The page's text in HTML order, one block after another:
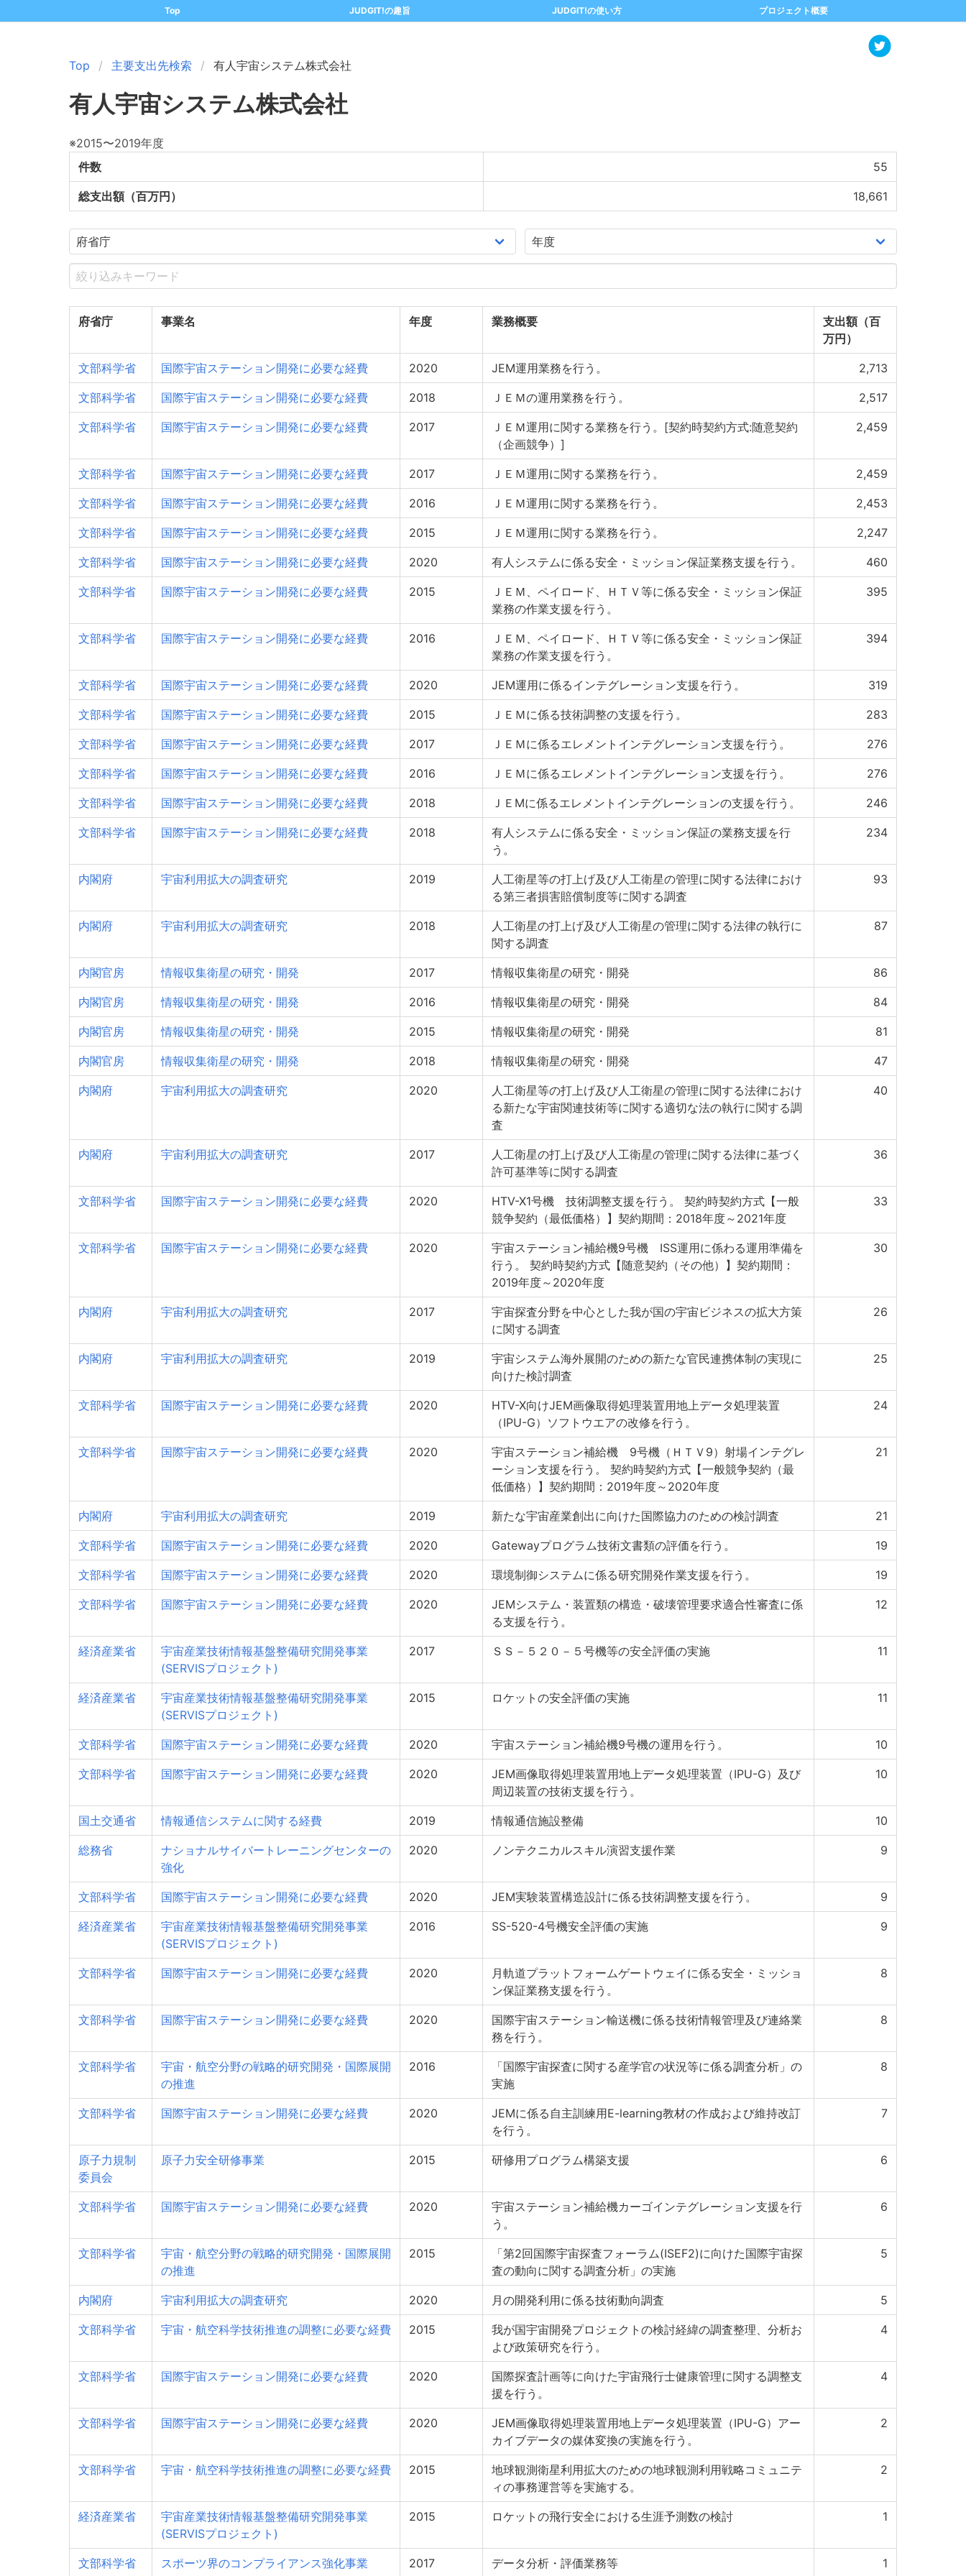
Top JUDGIT!の趣旨 JUDGIT!の使い方 プロジェクト概要
Top 主要支出先検索 有人宇宙システム株式会社
有人宇宙システム株式会社
※2015〜2019年度
件数
55
総支出額（百万円） 18,661
府省庁 事業名 年度 業務概要
支出額（百
万円）
文部科学省 国際宇宙ステーション開発に必要な経費 2020 JEM運用業務を行う。 2,713
文部科学省 国際宇宙ステーション開発に必要な経費 2018 ＪＥＭの運用業務を行う。 2,517
文部科学省 国際宇宙ステーション開発に必要な経費 2017
ＪＥＭ運用に関する業務を行う。[契約時契約方式:随意契約
（企画競争）]
2,459
文部科学省 国際宇宙ステーション開発に必要な経費 2017 ＪＥＭ運用に関する業務を行う。 2,459
文部科学省 国際宇宙ステーション開発に必要な経費 2016 ＪＥＭ運用に関する業務を行う。 2,453
文部科学省 国際宇宙ステーション開発に必要な経費 2015 ＪＥＭ運用に関する業務を行う。 2,247
文部科学省 国際宇宙ステーション開発に必要な経費 2020 有人システムに係る安全・ミッション保証業務支援を行う。 460
文部科学省 国際宇宙ステーション開発に必要な経費 2015
ＪＥＭ、ペイロード、ＨＴＶ等に係る安全・ミッション保証
業務の作業支援を行う。
395
文部科学省 国際宇宙ステーション開発に必要な経費 2016
ＪＥＭ、ペイロード、ＨＴＶ等に係る安全・ミッション保証
業務の作業支援を行う。
394
文部科学省 国際宇宙ステーション開発に必要な経費 2020 JEM運用に係るインテグレーション支援を行う。 319
文部科学省 国際宇宙ステーション開発に必要な経費 2015 ＪＥＭに係る技術調整の支援を行う。 283
文部科学省 国際宇宙ステーション開発に必要な経費 2017 ＪＥＭに係るエレメントインテグレーション支援を行う。 276
文部科学省 国際宇宙ステーション開発に必要な経費 2016 ＪＥＭに係るエレメントインテグレーション支援を行う。 276
文部科学省 国際宇宙ステーション開発に必要な経費 2018 ＪＥMに係るエレメントインテグレーションの支援を行う。 246
文部科学省 国際宇宙ステーション開発に必要な経費 2018
有人システムに係る安全・ミッション保証の業務支援を行
う。
234
内閣府 宇宙利用拡大の調査研究 2019
人工衛星等の打上げ及び人工衛星の管理に関する法律におけ
る第三者損害賠償制度等に関する調査
93
内閣府 宇宙利用拡大の調査研究 2018
人工衛星の打上げ及び人工衛星の管理に関する法律の執行に
関する調査
87
内閣官房 情報収集衛星の研究・開発 2017 情報収集衛星の研究・開発 86
内閣官房 情報収集衛星の研究・開発 2016 情報収集衛星の研究・開発 84
内閣官房 情報収集衛星の研究・開発 2015 情報収集衛星の研究・開発 81
内閣官房 情報収集衛星の研究・開発 2018 情報収集衛星の研究・開発 47
内閣府 宇宙利用拡大の調査研究 2020
人工衛星等の打上げ及び人工衛星の管理に関する法律におけ
る新たな宇宙関連技術等に関する適切な法の執行に関する調
査
40
内閣府 宇宙利用拡大の調査研究 2017
人工衛星の打上げ及び人工衛星の管理に関する法律に基づく
許可基準等に関する調査
36
文部科学省 国際宇宙ステーション開発に必要な経費 2020
HTV-X1号機 技術調整支援を行う。 契約時契約方式【一般
競争契約（最低価格）】契約期間：2018年度～2021年度
33
文部科学省 国際宇宙ステーション開発に必要な経費 2020
宇宙ステーション補給機9号機 ISS運用に係わる運用準備を
行う。 契約時契約方式【随意契約（その他）】契約期間：
2019年度～2020年度
30
内閣府 宇宙利用拡大の調査研究 2017
宇宙探査分野を中心とした我が国の宇宙ビジネスの拡大方策
に関する調査
26
内閣府 宇宙利用拡大の調査研究 2019
宇宙システム海外展開のための新たな官民連携体制の実現に
向けた検討調査
25
文部科学省 国際宇宙ステーション開発に必要な経費 2020
HTV-X向けJEM画像取得処理装置用地上データ処理装置
（IPU-G）ソフトウエアの改修を行う。
24
文部科学省 国際宇宙ステーション開発に必要な経費 2020
宇宙ステーション補給機 9号機（ＨＴＶ9）射場インテグレ
ーション支援を行う。 契約時契約方式【一般競争契約（最
低価格）】契約期間：2019年度～2020年度
21
内閣府 宇宙利用拡大の調査研究 2019 新たな宇宙産業創出に向けた国際協力のための検討調査 21
文部科学省 国際宇宙ステーション開発に必要な経費 2020 Gatewayプログラム技術文書類の評価を行う。 19
文部科学省 国際宇宙ステーション開発に必要な経費 2020 環境制御システムに係る研究開発作業支援を行う。 19
文部科学省 国際宇宙ステーション開発に必要な経費 2020
JEMシステム・装置類の構造・破壊管理要求適合性審査に係
る支援を行う。
12
経済産業省
宇宙産業技術情報基盤整備研究開発事業
(SERVISプロジェクト)
2017 ＳＳ－５２０－５号機等の安全評価の実施 11
経済産業省
宇宙産業技術情報基盤整備研究開発事業
(SERVISプロジェクト)
2015 ロケットの安全評価の実施 11
文部科学省 国際宇宙ステーション開発に必要な経費 2020 宇宙ステーション補給機9号機の運用を行う。 10
文部科学省 国際宇宙ステーション開発に必要な経費 2020
JEM画像取得処理装置用地上データ処理装置（IPU-G）及び
周辺装置の技術支援を行う。
10
国土交通省 情報通信システムに関する経費 2019 情報通信施設整備 10
総務省
ナショナルサイバートレーニングセンターの
強化
2020 ノンテクニカルスキル演習支援作業 9
文部科学省 国際宇宙ステーション開発に必要な経費 2020 JEM実験装置構造設計に係る技術調整支援を行う。 9
経済産業省
宇宙産業技術情報基盤整備研究開発事業
(SERVISプロジェクト)
2016 SS-520-4号機安全評価の実施 9
文部科学省 国際宇宙ステーション開発に必要な経費 2020
月軌道プラットフォームゲートウェイに係る安全・ミッショ
ン保証業務支援を行う。
8
文部科学省 国際宇宙ステーション開発に必要な経費 2020
国際宇宙ステーション輸送機に係る技術情報管理及び連絡業
務を行う。
8
文部科学省
宇宙・航空分野の戦略的研究開発・国際展開
の推進
2016
「国際宇宙探査に関する産学官の状況等に係る調査分析」の
実施
8
文部科学省 国際宇宙ステーション開発に必要な経費 2020
JEMに係る自主訓練用E-learning教材の作成および維持改訂
を行う。
7
原子力規制
委員会
原子力安全研修事業 2015 研修用プログラム構築支援 6
文部科学省 国際宇宙ステーション開発に必要な経費 2020
宇宙ステーション補給機カーゴインテグレーション支援を行
う。
6
文部科学省
宇宙・航空分野の戦略的研究開発・国際展開
の推進
2015
「第2回国際宇宙探査フォーラム(ISEF2)に向けた国際宇宙探
査の動向に関する調査分析」の実施
5
内閣府 宇宙利用拡大の調査研究 2020 月の開発利用に係る技術動向調査 5
文部科学省 宇宙・航空科学技術推進の調整に必要な経費 2015
我が国宇宙開発プロジェクトの検討経緯の調査整理、分析お
よび政策研究を行う。
4
文部科学省 国際宇宙ステーション開発に必要な経費 2020
国際探査計画等に向けた宇宙飛行士健康管理に関する調整支
援を行う。
4
文部科学省 国際宇宙ステーション開発に必要な経費 2020
JEM画像取得処理装置用地上データ処理装置（IPU-G）アー
カイブデータの媒体変換の実施を行う。
2
文部科学省 宇宙・航空科学技術推進の調整に必要な経費 2015
地球観測衛星利用拡大のための地球観測利用戦略コミュニテ
ィの事務運営等を実施する。
2
経済産業省
宇宙産業技術情報基盤整備研究開発事業
(SERVISプロジェクト)
2015 ロケットの飛行安全における生涯予測数の検討 1
文部科学省 スポーツ界のコンプライアンス強化事業 2017 データ分析・評価業務等 1